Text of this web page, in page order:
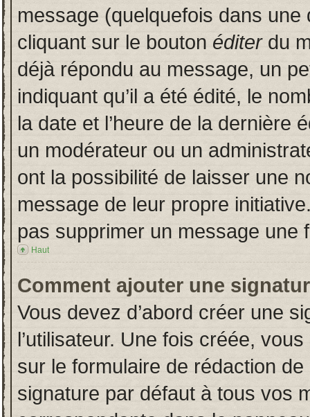
message (quelquefois dans
cliquant sur le bouton éditerdu
déjà répondu au message, un
indiquant qu’il a été édité, le
la date et l’heure de la dernière
un modérateur ou un
ont la possibilité de laisser une
message de leur propre
pas supprimer un message une
Haut
Comment ajouter une
Vous devez d’abord créer une
l’utilisateur. Une fois créée,
sur le formulaire de rédaction
signature par défaut à tous vos